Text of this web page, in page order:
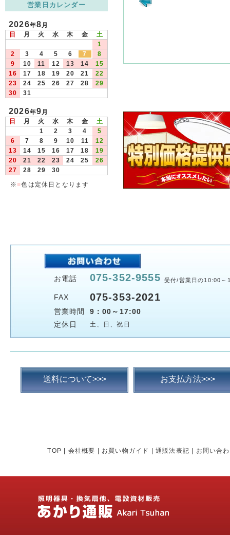
営業日カレンダー
2026年8月
日
月 火 水 木 金
土
1
2
3 4 5 6 7
8
9
10 11 12 13 14
15
16
17 18 19 20 21
22
23
24 25 26 27 28
29
30
31
2026年9月
日
月 火 水 木 金
土
1
2 3 4
5
6
7 8 9 10 11
12
13
14 15 16 17 18
19
20
21 22 23 24 25
26
27
28 29
30
※ ■色は定休日となります
お電話 075-352-9555 受付/営業日の10:00～
FAX 075-353-2021
営業時間
9：00～17:00
定休日
土、日、祝日
送料について>>> お支払方法>>>
TOP 会社概要 お買い物ガイド 通販法表記 お問い合